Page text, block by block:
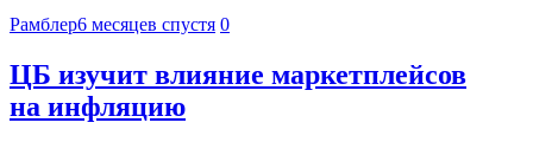
Рамблер6 месяцев спустя 0
ЦБ изучит влияние маркетплейсов
на инфляцию